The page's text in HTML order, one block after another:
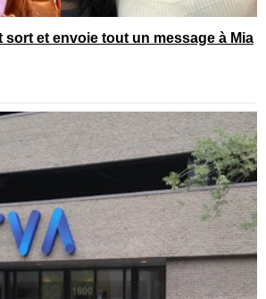
sort et envoie tout un message à Mia